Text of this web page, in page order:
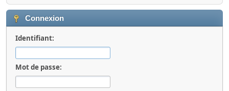
Connexion
Identifiant:
Mot de passe: